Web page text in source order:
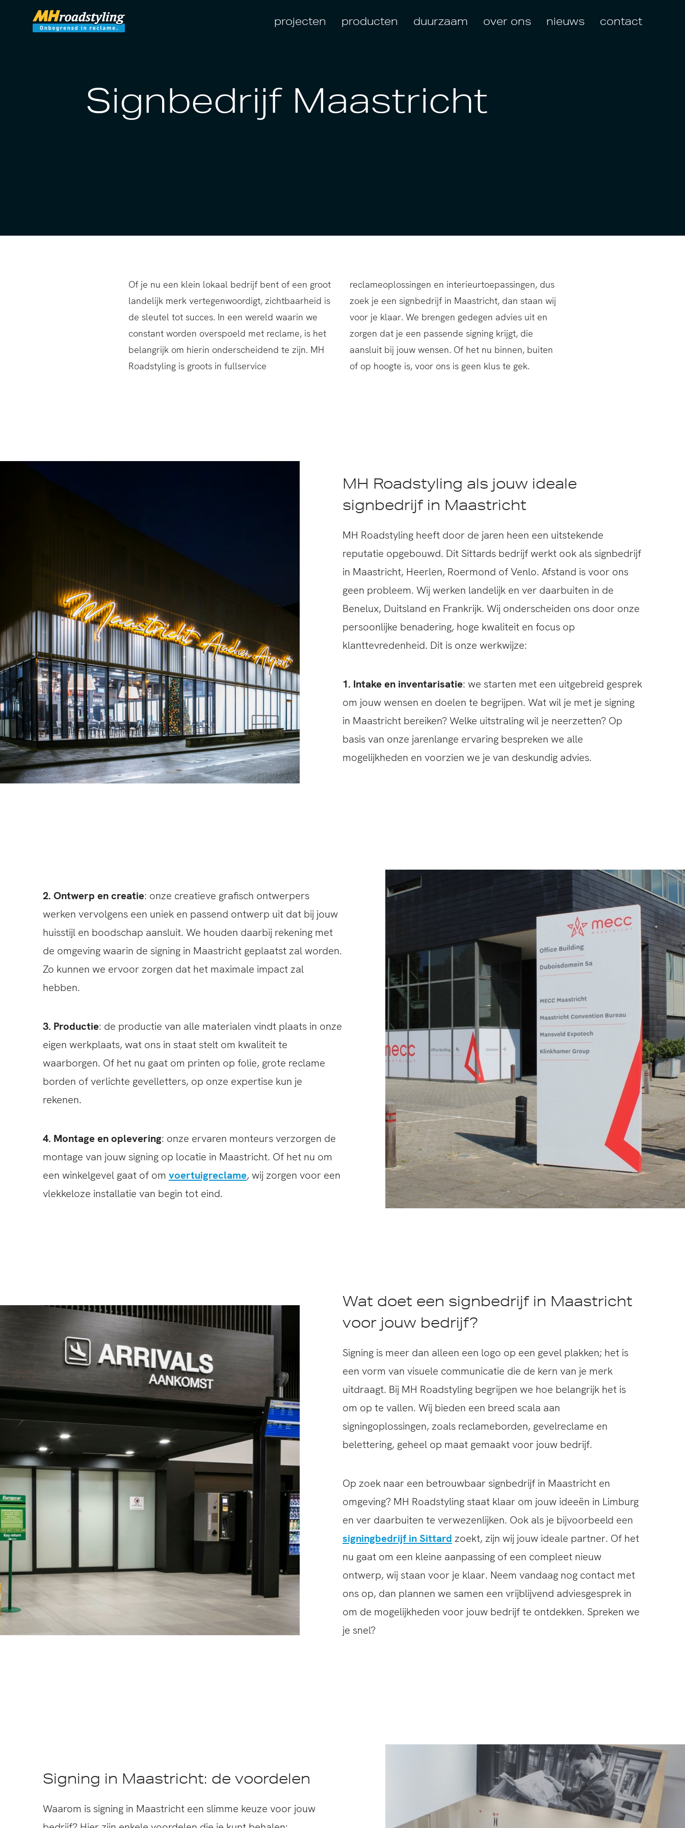
projecten producten duurzaam over ons nieuws contact
Signbedrijf Maastricht
Of je nu een klein lokaal bedrijf bent of een groot
landelijk merk vertegenwoordigt, zichtbaarheid is
de sleutel tot succes. In een wereld waarin we
constant worden overspoeld met reclame, is het
belangrijk om hierin onderscheidend te zijn. MH
Roadstyling is groots in fullservice
reclameoplossingen en interieurtoepassingen, dus
zoek je een signbedrijf in Maastricht, dan staan wij
voor je klaar. We brengen gedegen advies uit en
zorgen dat je een passende signing krijgt, die
aansluit bij jouw wensen. Of het nu binnen, buiten
of op hoogte is, voor ons is geen klus te gek.
MH Roadstyling als jouw ideale
signbedrijf in Maastricht
MH Roadstyling heeft door de jaren heen een uitstekende
reputatie opgebouwd. Dit Sittards bedrijf werkt ook als signbedrijf
in Maastricht, Heerlen, Roermond of Venlo. Afstand is voor ons
geen probleem. Wij werken landelijk en ver daarbuiten in de
Benelux, Duitsland en Frankrijk. Wij onderscheiden ons door onze
persoonlijke benadering, hoge kwaliteit en focus op
klanttevredenheid. Dit is onze werkwijze:
1. Intake en inventarisatie: we starten met een uitgebreid gesprek
om jouw wensen en doelen te begrijpen. Wat wil je met je signing
in Maastricht bereiken? Welke uitstraling wil je neerzetten? Op
basis van onze jarenlange ervaring bespreken we alle
mogelijkheden en voorzien we je van deskundig advies.
2. Ontwerp en creatie: onze creatieve grafisch ontwerpers
werken vervolgens een uniek en passend ontwerp uit dat bij jouw
huisstijl en boodschap aansluit. We houden daarbij rekening met
de omgeving waarin de signing in Maastricht geplaatst zal worden.
Zo kunnen we ervoor zorgen dat het maximale impact zal
hebben.
3. Productie: de productie van alle materialen vindt plaats in onze
eigen werkplaats, wat ons in staat stelt om kwaliteit te
waarborgen. Of het nu gaat om printen op folie, grote reclame
borden of verlichte gevelletters, op onze expertise kun je
rekenen.
4. Montage en oplevering: onze ervaren monteurs verzorgen de
montage van jouw signing op locatie in Maastricht. Of het nu om
een winkelgevel gaat of om voertuigreclame, wij zorgen voor een
vlekkeloze installatie van begin tot eind.
Wat doet een signbedrijf in Maastricht
voor jouw bedrijf?
Signing is meer dan alleen een logo op een gevel plakken; het is
een vorm van visuele communicatie die de kern van je merk
uitdraagt. Bij MH Roadstyling begrijpen we hoe belangrijk het is
om op te vallen. Wij bieden een breed scala aan
signingoplossingen, zoals reclameborden, gevelreclame en
belettering, geheel op maat gemaakt voor jouw bedrijf.
Op zoek naar een betrouwbaar signbedrijf in Maastricht en
omgeving? MH Roadstyling staat klaar om jouw ideeën in Limburg
en ver daarbuiten te verwezenlijken. Ook als je bijvoorbeeld een
signingbedrijf in Sittard zoekt, zijn wij jouw ideale partner. Of het
nu gaat om een kleine aanpassing of een compleet nieuw
ontwerp, wij staan voor je klaar. Neem vandaag nog contact met
ons op, dan plannen we samen een vrijblijvend adviesgesprek in
om de mogelijkheden voor jouw bedrijf te ontdekken. Spreken we
je snel?
Signing in Maastricht: de voordelen
Waarom is signing in Maastricht een slimme keuze voor jouw